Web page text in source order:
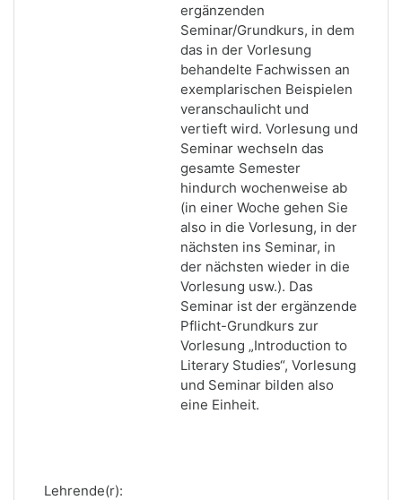
ergänzenden
Seminar/Grundkurs, in dem
das in der Vorlesung
behandelte Fachwissen an
exemplarischen Beispielen
veranschaulicht und
vertieft wird. Vorlesung und
Seminar wechseln das
gesamte Semester
hindurch wochenweise ab
(in einer Woche gehen Sie
also in die Vorlesung, in der
nächsten ins Seminar, in
der nächsten wieder in die
Vorlesung usw.). Das
Seminar ist der ergänzende
Pflicht-Grundkurs zur
Vorlesung „Introduction to
Literary Studies“, Vorlesung
und Seminar bilden also
eine Einheit.
Lehrende(r):